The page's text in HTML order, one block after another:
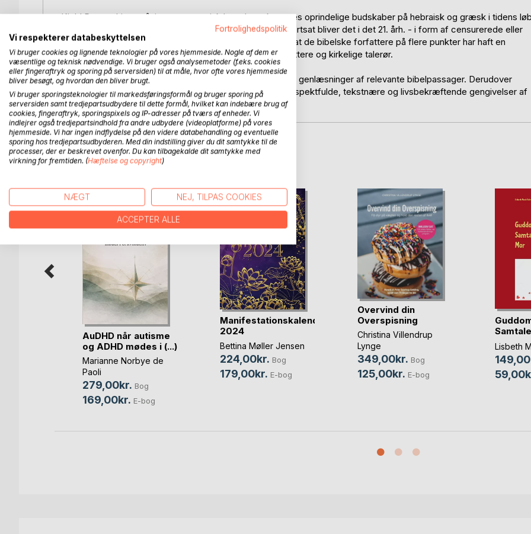
Kjeld Renato Lings påviser systematisk hvordan teksternes oprindelige budskaber på hebraisk og græsk i tidens
er blevet fortrængt af en magtfuld kirkelig tradition - og fortsat bliver det i det 21. årh. - i form af censurerede eller
fordrejede oversættelser. Man får uvægerligt det indtryk at de bibelske forfattere på flere punkter har haft en
betydelig bredere horisont end mange af vor tids oversættere og kirkelige talerør.
Bogen rummer en række tankevækkende og inspirerende genlæsninger af relevante bibelpassager. Derudover
bidrager forfatteren med en række nye forslag til mere respektfulde, tekstnære og livsbekræftende gengivelser af
relevante ord og udtryk på originalsprogene.
FLERE TITLER HOSBoD
AuDHD når autisme
og ADHD mødes i (...)
Marianne Norbye de
Paoli
279,00kr. Bog
169,00kr. E-bog
Manifestationskalender
2024
Bettina Møller Jensen
224,00kr. Bog
179,00kr. E-bog
Overvind din
Overspisning
Christina Villendrup
Lynge
349,00kr. Bog
125,00kr. E-bog
Mor
Lisbeth
Fortrolighedspolitik
Vi respekterer databeskyttelsen
Vi bruger cookies og lignende teknologier på vores hjemmeside. Nogle af dem er
væsentlige og teknisk nødvendige. Vi bruger også analysemetoder (f.eks. cookies
eller fingeraftryk og sporing på serversiden) til at måle, hvor ofte vores hjemmeside
bliver besøgt, og hvordan den bliver brugt.
Vi bruger sporingsteknologier til markedsføringsformål og bruger sporing på
serversiden samt tredjepartsudbydere til dette formål, hvilket kan indebære brug af
cookies, fingeraftryk, sporingspixels og IP-adresser på tværs af enheder. Vi
indlejrer også tredjepartsindhold fra andre udbydere (videoplatforme) på vores
hjemmeside. Vi har ingen indflydelse på den videre databehandling og eventuelle
sporing hos tredjepartsudbyderen. Med din indstilling giver du dit samtykke til de
processer, der er beskrevet ovenfor. Du kan tilbagekalde dit samtykke med
virkning for fremtiden. (Hæftelse og copyright)
NÆGT NEJ, TILPAS COOKIES
ACCEPTER ALLE